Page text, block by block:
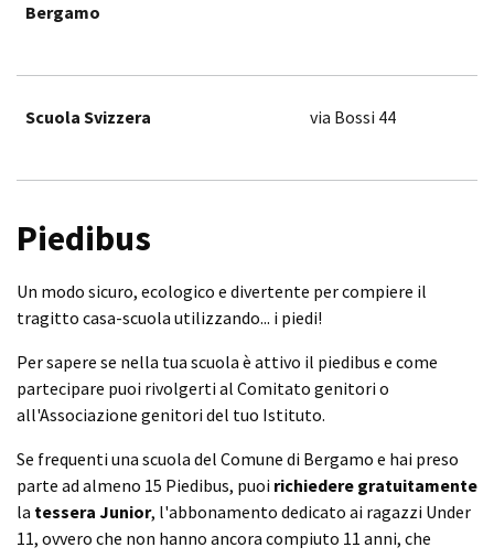
Bergamo
Scuola Svizzera via Bossi 44
Piedibus
Un modo sicuro, ecologico e divertente per compiere il
tragitto casa-scuola utilizzando... i piedi!
Per sapere se nella tua scuola è attivo il piedibus e come
partecipare puoi rivolgerti al Comitato genitori o
all'Associazione genitori del tuo Istituto.
Se frequenti una scuola del Comune di Bergamo e hai preso
parte ad almeno 15 Piedibus, puoi richiedere gratuitamente
la tessera Junior, l'abbonamento dedicato ai ragazzi Under
11, ovvero che non hanno ancora compiuto 11 anni, che